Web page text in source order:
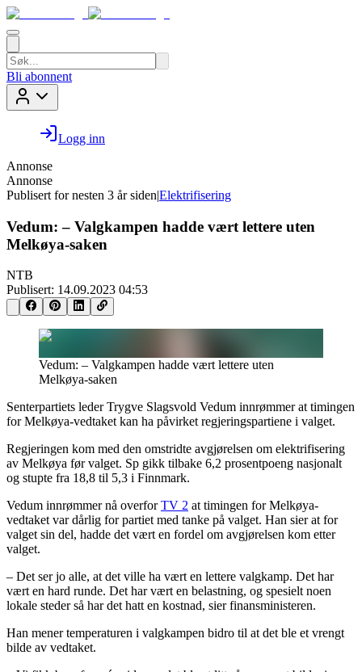
Bli abonnent
Logg inn
Annonse
Annonse
Publisert for nesten 3 år siden|Elektrifisering
Vedum: – Valgkampen hadde vært lettere uten
Melkøya-saken
NTB
Publisert: 14.09.2023 04:53
Vedum: – Valgkampen hadde vært lettere uten
Melkøya-saken
Senterpartiets leder Trygve Slagsvold Vedum innrømmer at timingen
for Melkøya-vedtaket kan ha påvirket regjeringspartiene i valget.
Regjeringen kom med den omstridte avgjørelsen om elektrifisering
av Melkøya før valget. Sp gikk tilbake 6,2 prosentpoeng nasjonalt
og stupte fra 18,8 til 5,3 i Finnmark.
Vedum innrømmer nå overforTV 2 at timingen for Melkøya-
vedtaket var dårlig for partiet med tanke på valget. Han sier at for
valget sin del, hadde det vært en fordel om avgjørelsen kom etter
valget.
– Det ser jo alle, at det ville ha vært en lettere valgkamp. Det har
vært en hard runde. Det har vært en belastning, og spesielt noen
lokale steder så har det hatt en kostnad, sier finansministeren.
Han mener temperaturen i valgkampen bidro til at det ble et vrengt
bilde av vedtaket.